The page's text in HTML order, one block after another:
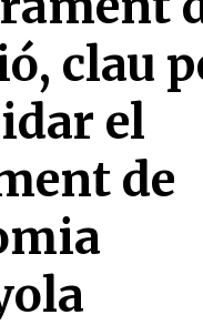
clau
el
de